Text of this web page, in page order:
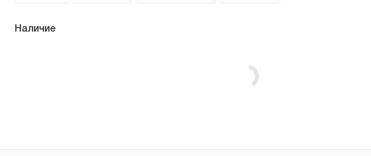
Наличие